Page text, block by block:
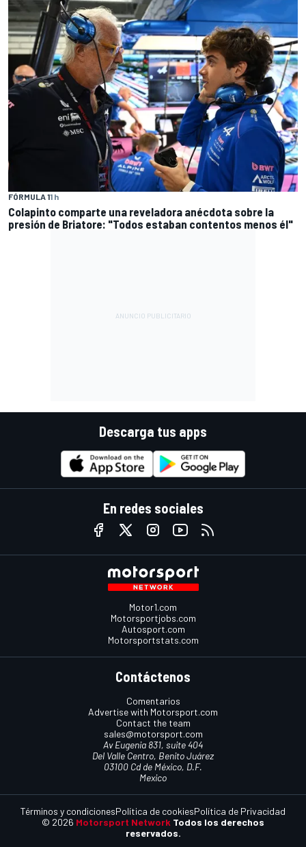
FÓRMULA 11 h
Colapinto comparte una reveladora anécdota sobre la
presión de Briatore: "Todos estaban contentos menos él"
Descarga tus apps
En redes sociales
Motor1.com
Motorsportjobs.com
Autosport.com
Motorsportstats.com
Contáctenos
Comentarios
Advertise with Motorsport.com
Contact the team
sales@motorsport.com
Av Eugenia 831, suite 404
Del Valle Centro, Benito Juárez
03100 Cd de México, D.F.
Mexico
© 2026 Motorsport Network Todos los derechos
reservados.
Términos y condicionesPolítica de cookiesPolítica de Privacidad